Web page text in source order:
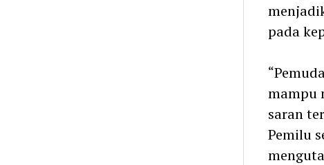
pada
mampu
saran
Pemilu